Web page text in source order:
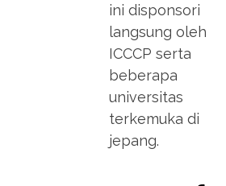
ini disponsori
langsung oleh
ICCCP serta
beberapa
universitas
terkemuka di
jepang.